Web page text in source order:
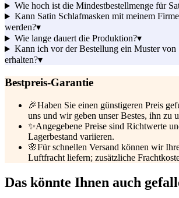
Wie hoch ist die Mindestbestellmenge für
Kann Satin Schlafmasken mit meinem
werden?▾
Wie lange dauert die Produktion?▾
Kann ich vor der Bestellung ein Muster von
erhalten?▾
Bestpreis-Garantie
🎉Haben Sie einen günstigeren Preis
uns und wir geben unser Bestes, ihn zu
✨Angegebene Preise sind Richtwerte
Lagerbestand variieren.
🌸Für schnellen Versand können wir
Luftfracht liefern; zusätzliche
Das könnte Ihnen auch